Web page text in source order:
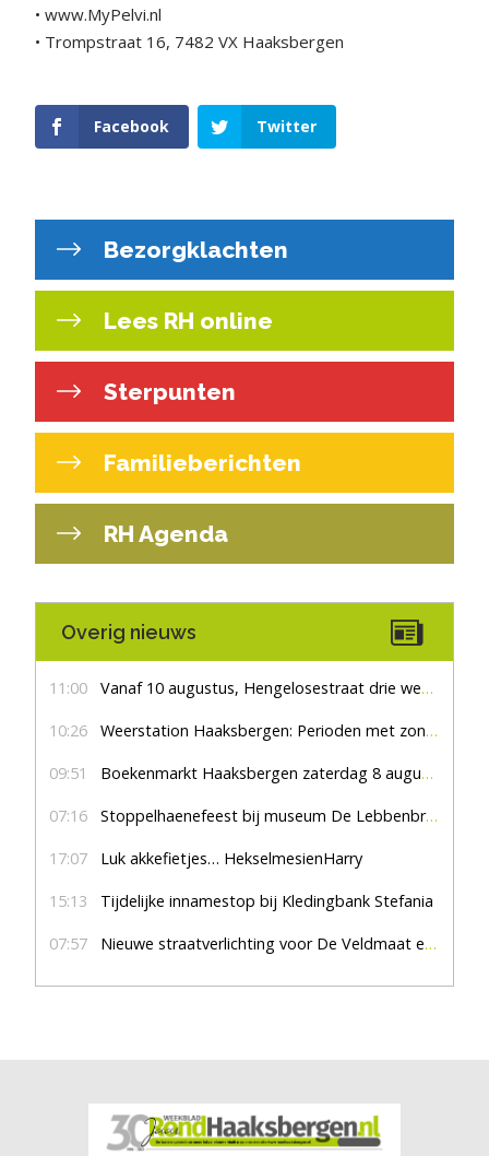
• www.MyPelvi.nl
• Trompstraat 16, 7482 VX Haaksbergen
Facebook Twitter
Bezorgklachten
Lees RH online
Sterpunten
Familieberichten
RH Agenda
Overig nieuws
11:00 Vanaf 10 augustus, Hengelosestraat drie weken dicht voor doorgaand verkeer
10:26 Weerstation Haaksbergen: Perioden met zon en droog
09:51 Boekenmarkt Haaksbergen zaterdag 8 augustus, marktplein Haaksbergen
07:16 Stoppelhaenefeest bij museum De Lebbenbrugge
17:07 Luk akkefietjes… HekselmesienHarry
15:13 Tijdelijke innamestop bij Kledingbank Stefania
07:57 Nieuwe straatverlichting voor De Veldmaat en De Pas